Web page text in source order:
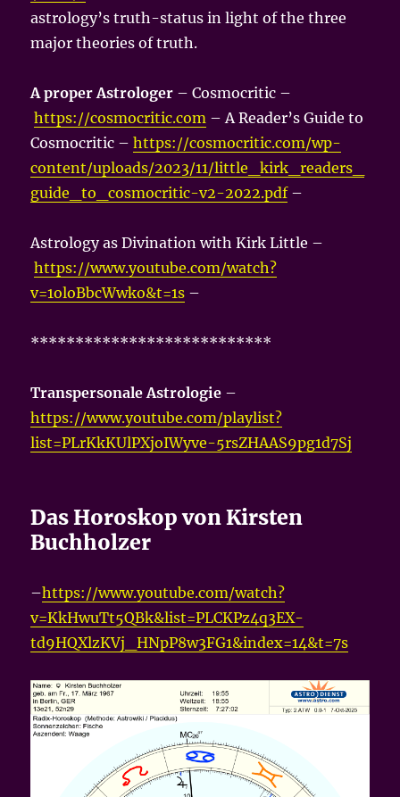
astrology’s truth-status in light of the three
major theories of truth.
A proper Astrologer – Cosmocritic –
https://cosmocritic.com – A Reader’s Guide to
Cosmocritic –https://cosmocritic.com/wp-
content/uploads/2023/11/little_kirk_readers_
guide_to_cosmocritic-v2-2022.pdf–
Astrology as Divination with Kirk Little –
https://www.youtube.com/watch?
v=1oloBbcWwko&t=1s –
***************************
Transpersonale Astrologie –
https://www.youtube.com/playlist?
list=PLrKkKUlPXjoIWyve-5rsZHAAS9pg1d7Sj
Das Horoskop von Kirsten
Buchholzer
–https://www.youtube.com/watch?
v=KkHwuTt5QBk&list=PLCKPz4q3EX-
td9HQXlzKVj_HNpP8w3FG1&index=14&t=7s